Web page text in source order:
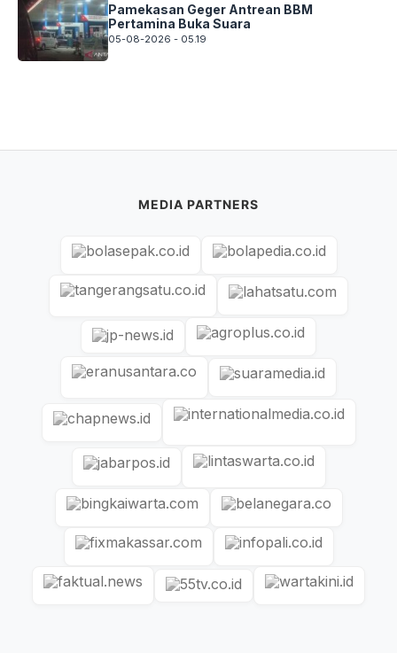
Pamekasan Geger Antrean BBM
Pertamina Buka Suara
05-08-2026 - 05.19
MEDIA PARTNERS